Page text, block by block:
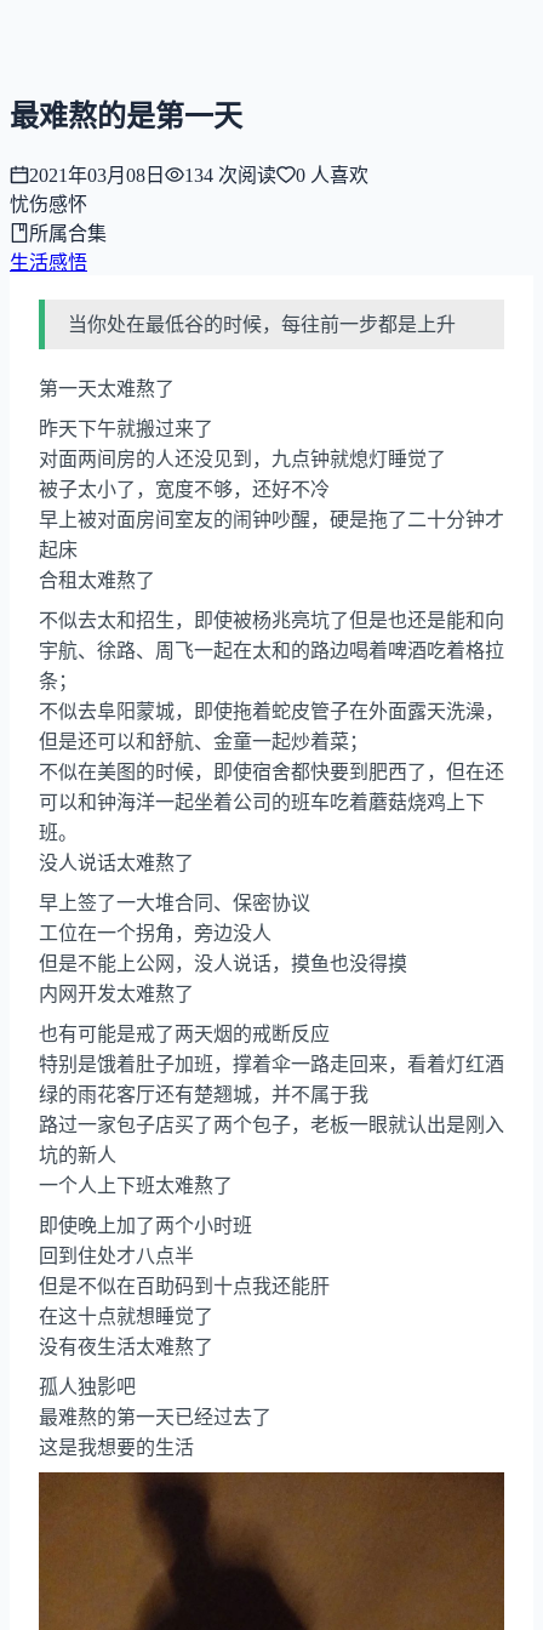
最难熬的是第一天
2021年03月08日 134 次阅读 0 人喜欢
忧伤感怀
所属合集
生活感悟
当你处在最低谷的时候，每往前一步都是上升
第一天太难熬了
昨天下午就搬过来了
对面两间房的人还没见到，九点钟就熄灯睡觉了
被子太小了，宽度不够，还好不冷
早上被对面房间室友的闹钟吵醒，硬是拖了二十分钟才
起床
合租太难熬了
不似去太和招生，即使被杨兆亮坑了但是也还是能和向
宇航、徐路、周飞一起在太和的路边喝着啤酒吃着格拉
条；
不似去阜阳蒙城，即使拖着蛇皮管子在外面露天洗澡，
但是还可以和舒航、金童一起炒着菜；
不似在美图的时候，即使宿舍都快要到肥西了，但在还
可以和钟海洋一起坐着公司的班车吃着蘑菇烧鸡上下
班。
没人说话太难熬了
早上签了一大堆合同、保密协议
工位在一个拐角，旁边没人
但是不能上公网，没人说话，摸鱼也没得摸
内网开发太难熬了
也有可能是戒了两天烟的戒断反应
特别是饿着肚子加班，撑着伞一路走回来，看着灯红酒
绿的雨花客厅还有楚翘城，并不属于我
路过一家包子店买了两个包子，老板一眼就认出是刚入
坑的新人
一个人上下班太难熬了
即使晚上加了两个小时班
回到住处才八点半
但是不似在百助码到十点我还能肝
在这十点就想睡觉了
没有夜生活太难熬了
孤人独影吧
最难熬的第一天已经过去了
这是我想要的生活